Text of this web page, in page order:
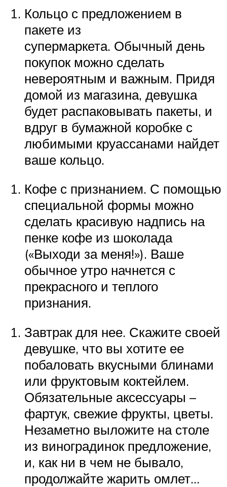
Кольцо с предложением в
пакете из
супермаркета. Обычный день
покупок можно сделать
невероятным и важным. Придя
домой из магазина, девушка
будет распаковывать пакеты, и
вдруг в бумажной коробке с
любимыми круассанами найдет
ваше кольцо.
Кофе с признанием. С помощью
специальной формы можно
сделать красивую надпись на
пенке кофе из шоколада
(«Выходи за меня!»). Ваше
обычное утро начнется с
прекрасного и теплого
признания.
Завтрак для нее. Скажите своей
девушке, что вы хотите ее
побаловать вкусными блинами
или фруктовым коктейлем.
Обязательные аксессуары –
фартук, свежие фрукты, цветы.
Незаметно выложите на столе
из виноградинок предложение,
и, как ни в чем не бывало,
продолжайте жарить омлет…